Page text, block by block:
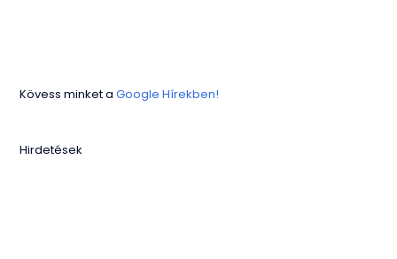
Kövess minket aGoogle Hírekben!
Hirdetések